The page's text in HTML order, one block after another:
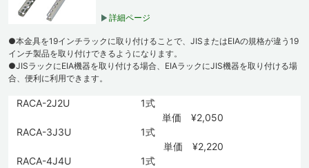
詳細ページ
●本金具を19インチラックに取り付けることで、JISまたはEIAの規格が違う19
インチ製品を取り付けできるようになります。
●JISラックにEIA機器を取り付ける場合、EIAラックにJIS機器を取り付ける場
合、便利に利用できます。
RACA-2J2U
1式
単価 ¥2,050
RACA-3J3U
1式
単価 ¥2,220
RACA-4J4U
1式